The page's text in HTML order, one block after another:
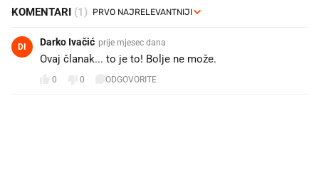
KOMENTARI (1)
DI Darko Ivačić prije mjesec dana
Ovaj članak... to je to! Bolje ne može.
0 0 ODGOVORITE